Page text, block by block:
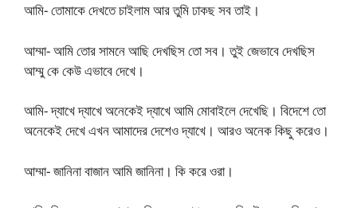
আমি- তোমাকে দেখতে চাইলাম আর তুমি ঢাকছ সব তাই।
আম্মা- আমি তোর সামনে আছি দেখছিস তো সব। তুই জেভাবে দেখছিস
আম্মু কে কেউ এভাবে দেখে।
আমি- দ্যাখে দ্যাখে অনেকেই দ্যাখে আমি মোবাইলে দেখেছি। বিদেশে তো
অনেকেই দেখে এখন আমাদের দেশেও দ্যাখে। আরও অনেক কিছু করেও।
আম্মা- জানিনা বাজান আমি জানিনা। কি করে ওরা।